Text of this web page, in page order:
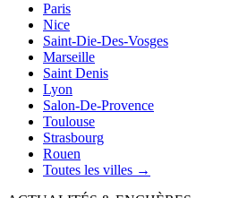
Paris
Nice
Saint-Die-Des-Vosges
Marseille
Saint Denis
Lyon
Salon-De-Provence
Toulouse
Strasbourg
Rouen
Toutes les villes →